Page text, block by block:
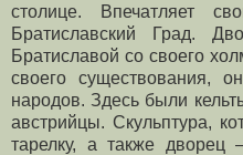
столице. Впечатляет
Братиславский Град.
Братиславой со своего
своего существования,
народов. Здесь были
австрийцы. Скульптура,
тарелку, а также дворец